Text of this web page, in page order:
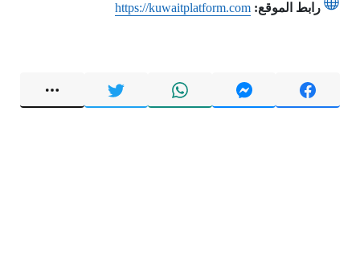
رابط الموقع: https://kuwaitplatform.com